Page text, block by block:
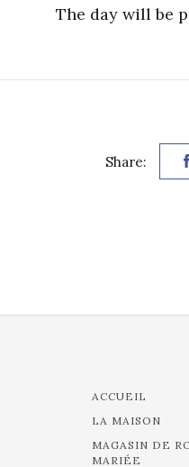
The day will be
Share:
ACCUEIL
LA MAISON
MAGASIN DE
MARIÉE